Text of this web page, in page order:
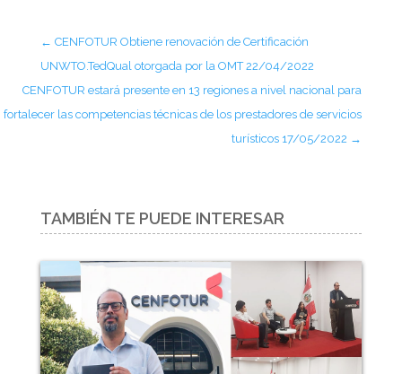
← CENFOTUR Obtiene renovación de Certificación
UNWTO.TedQual otorgada por la OMT 22/04/2022
CENFOTUR estará presente en 13 regiones a nivel nacional para
fortalecer las competencias técnicas de los prestadores de servicios
turísticos 17/05/2022 →
TAMBIÉN TE PUEDE INTERESAR